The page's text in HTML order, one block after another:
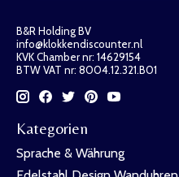
B&R Holding BV
info@klokkendiscounter.nl
KVK Chamber nr: 14629154
BTW VAT nr: 8004.12.321.B01
Kategorien
Sprache & Währung